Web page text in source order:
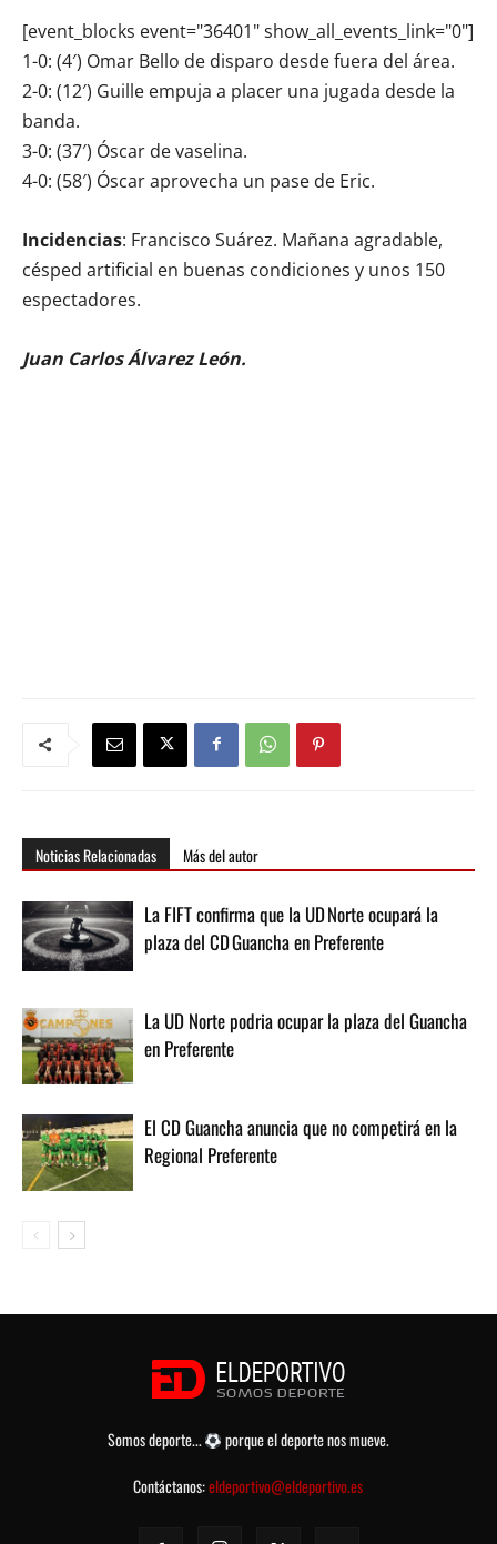
[event_blocks event="36401" show_all_events_link="0"]
1-0: (4′) Omar Bello de disparo desde fuera del área.
2-0: (12′) Guille empuja a placer una jugada desde la
banda.
3-0: (37′) Óscar de vaselina.
4-0: (58′) Óscar aprovecha un pase de Eric.
Incidencias: Francisco Suárez. Mañana agradable,
césped artificial en buenas condiciones y unos 150
espectadores.
Juan Carlos Álvarez León.
Noticias Relacionadas Más del autor
La FIFT confirma que la UD Norte ocupará la
plaza del CD Guancha en Preferente
La UD Norte podria ocupar la plaza del Guancha
en Preferente
El CD Guancha anuncia que no competirá en la
Regional Preferente
Somos deporte...
porque el deporte nos mueve.
Contáctanos:eldeportivo@eldeportivo.es